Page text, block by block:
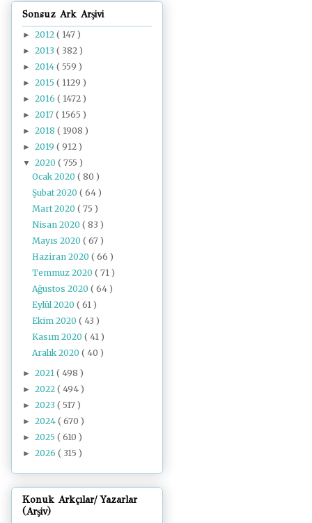
Sonsuz Ark Arşivi
► 2012 ( 147 )
► 2013 ( 382 )
► 2014 ( 559 )
► 2015 ( 1129 )
► 2016 ( 1472 )
► 2017 ( 1565 )
► 2018 ( 1908 )
► 2019 ( 912 )
▼ 2020 ( 755 )
Ocak 2020( 80 )
Şubat 2020( 64 )
Mart 2020( 75 )
Nisan 2020( 83 )
Mayıs 2020( 67 )
Haziran 2020( 66 )
Temmuz 2020( 71 )
Ağustos 2020( 64 )
Eylül 2020( 61 )
Ekim 2020( 43 )
Kasım 2020( 41 )
Aralık 2020( 40 )
► 2021 ( 498 )
► 2022 ( 494 )
► 2023 ( 517 )
► 2024 ( 670 )
► 2025 ( 610 )
► 2026 ( 315 )
Konuk Arkçılar/ Yazarlar
(Arşiv)